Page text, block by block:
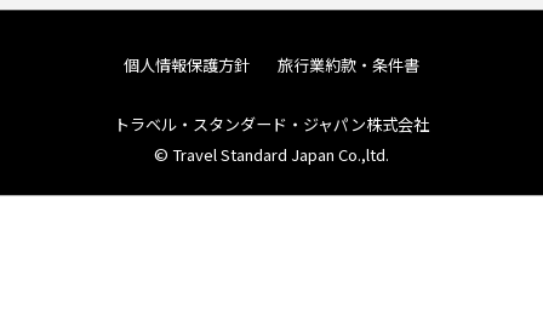
個人情報保護方針 旅行業約款・条件書
トラベル・スタンダード・ジャパン株式会社
© Travel Standard Japan Co.,ltd.